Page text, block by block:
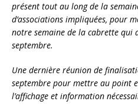
présent tout au long de la
d’associations impliquées, pour
notre semaine de la cabrette qui
septembre.
Une dernière réunion de
septembre pour mettre au point
l’affichage et information